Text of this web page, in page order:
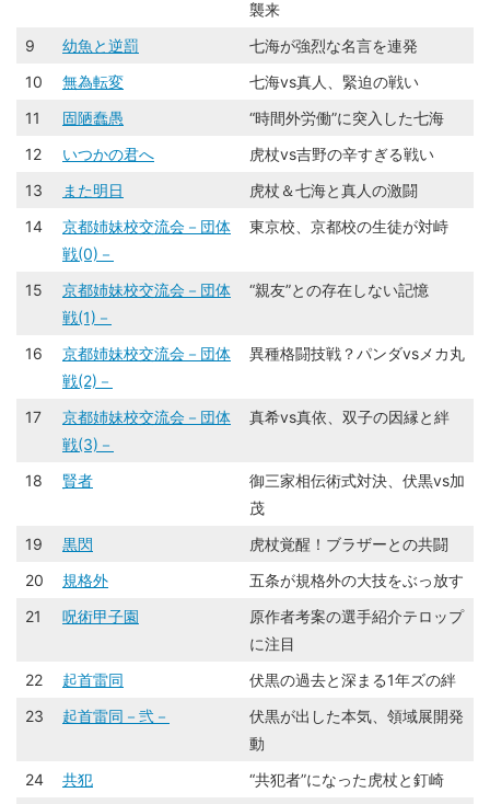
襲来
9
幼魚と逆罰
七海が強烈な名言を連発
10
無為転変
七海vs真人、緊迫の戦い
11
固陋蠢愚
“時間外労働”に突入した七海
12
いつかの君へ
虎杖vs吉野の辛すぎる戦い
13
また明日
虎杖＆七海と真人の激闘
14
京都姉妹校交流会－団体
戦(0)－
東京校、京都校の生徒が対峙
15
京都姉妹校交流会－団体
戦(1)－
“親友”との存在しない記憶
16
京都姉妹校交流会－団体
戦(2)－
異種格闘技戦？パンダvsメカ丸
17
京都姉妹校交流会－団体
戦(3)－
真希vs真依、双子の因縁と絆
18 賢者
御三家相伝術式対決、伏黒vs加
茂
19
黒閃
虎杖覚醒！ブラザーとの共闘
20
規格外
五条が規格外の大技をぶっ放す
21
呪術甲子園
原作者考案の選手紹介テロップ
に注目
22
起首雷同
伏黒の過去と深まる1年ズの絆
23
起首雷同－弐－
伏黒が出した本気、領域展開発
動
24
共犯
“共犯者”になった虎杖と釘崎